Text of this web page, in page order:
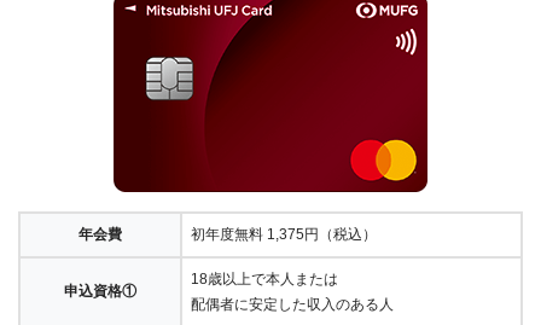
年会費 初年度無料 1,375円（税込）
申込資格①
18歳以上で本人または
配偶者に安定した収入のある人